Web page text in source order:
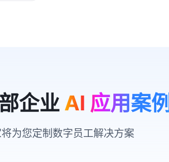
企业 AI 应用案例
为您定制数字员工解决方案